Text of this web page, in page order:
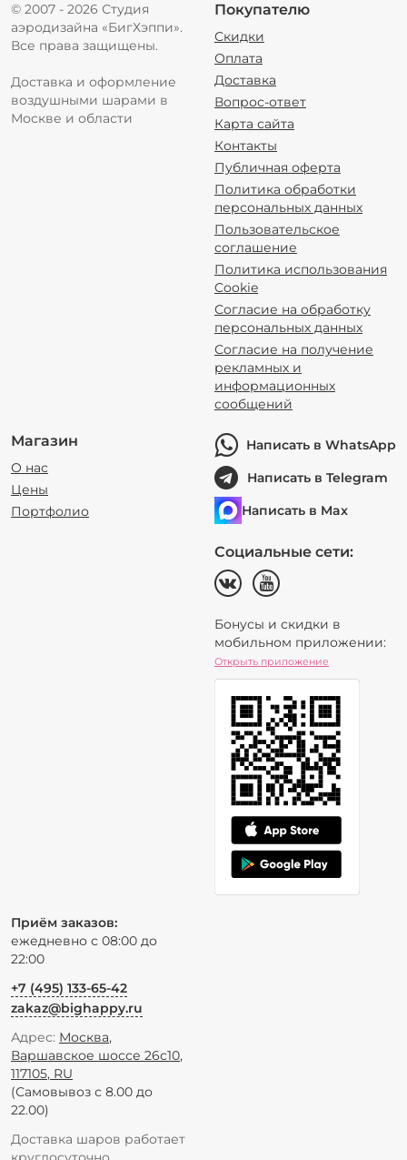
© 2007 - 2026 Студия
аэродизайна «БигХэппи».
Все права защищены.
Доставка и оформление
воздушными шарами в
Москве и области
Покупателю
Скидки
Оплата
Доставка
Вопрос-ответ
Карта сайта
Контакты
Публичная оферта
Политика обработки
персональных данных
Пользовательское
соглашение
Политика использования
Cookie
Согласие на обработку
персональных данных
Согласие на получение
рекламных и
информационных
сообщений
Магазин
О нас
Цены
Портфолио
Написать в WhatsApp
Написать в Telegram
Написать в Max
Социальные сети:
Бонусы и скидки в
мобильном приложении:
Открыть приложение
Приём заказов:
ежедневно с 08:00 до
22:00
+7 (495) 133-65-42
zakaz@bighappy.ru
Адрес: Москва,
Варшавское шоссе 26с10,
117105, RU
(Самовывоз с 8.00 до
22.00)
Доставка шаров работает